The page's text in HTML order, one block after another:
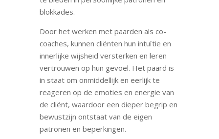
blokkades.
Door het werken met paarden als co-
coaches, kunnen cliënten hun intuïtie en
innerlijke wijsheid versterken en leren
vertrouwen op hun gevoel. Het paard is
in staat om onmiddellijk en eerlijk te
reageren op de emoties en energie van
de cliënt, waardoor een dieper begrip en
bewustzijn ontstaat van de eigen
patronen en beperkingen.